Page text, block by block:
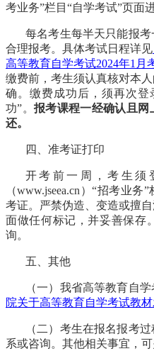
考业务”栏目“自学考试”页面
每名考生每半天只能报
合理报考。具体考试日程详见
高等教育自学考试2024年1月
缴费前，考生须认真核对本
确。缴费成功后，须再次
功”。报考课程一经确认且网
还。
四、准考证打印
开考前一周，考生须
（www.jseea.cn）“招考业务
考证。严禁伪造、变造或擅
面做任何标记，并妥善保存
询。
五、其他
（一）我省高等教育自
院关于高等教育自学考试教材
（二）考生在报名报考
系或咨询。其他相关事宜，